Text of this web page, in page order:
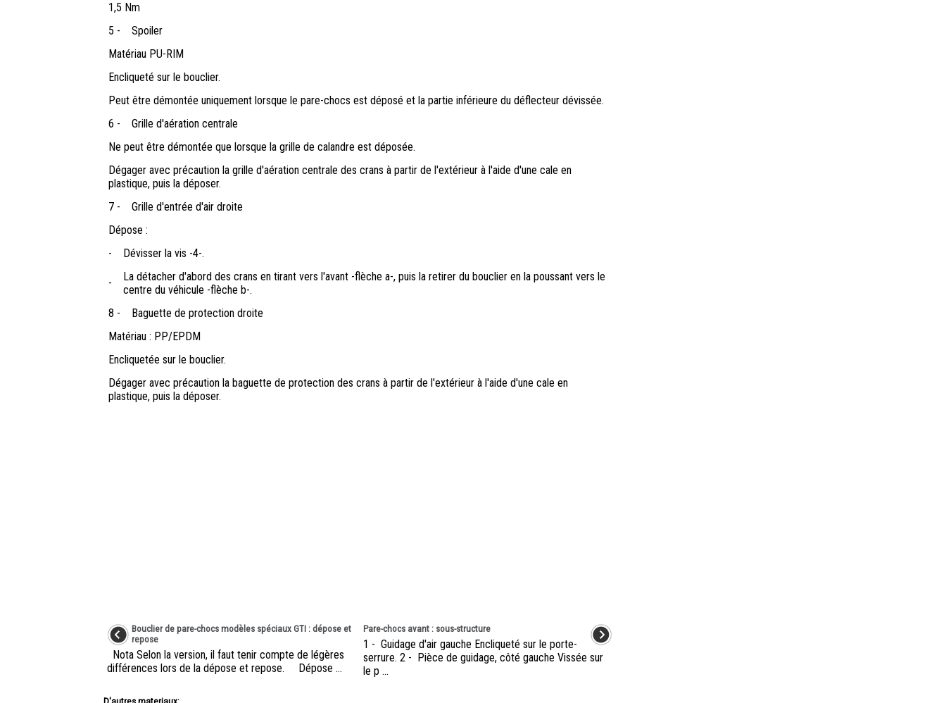
1,5 Nm
5 -
Spoiler
Matériau PU-RIM
Encliqueté sur le bouclier.
Peut être démontée uniquement lorsque le pare-chocs est déposé et la partie inférieure du déflecteur dévissée.
6 -
Grille d'aération centrale
Ne peut être démontée que lorsque la grille de calandre est déposée.
Dégager avec précaution la grille d'aération centrale des crans à partir de l'extérieur à l'aide d'une cale en
plastique, puis la déposer.
7 -
Grille d'entrée d'air droite
Dépose :
-
Dévisser la vis -4-.
-
La détacher d'abord des crans en tirant vers l'avant -flèche a-, puis la retirer du bouclier en la poussant vers le
centre du véhicule -flèche b-.
8 -
Baguette de protection droite
Matériau : PP/EPDM
Encliquetée sur le bouclier.
Dégager avec précaution la baguette de protection des crans à partir de l'extérieur à l'aide d'une cale en
plastique, puis la déposer.
Bouclier de pare-chocs modèles spéciaux GTI : dépose et
repose
Nota Selon la version, il faut tenir compte de légères
différences lors de la dépose et repose. Dépose ...
Pare-chocs avant : sous-structure
1 - Guidage d'air gauche Encliqueté sur le porte-
serrure. 2 - Pièce de guidage, côté gauche Vissée sur
le p ...